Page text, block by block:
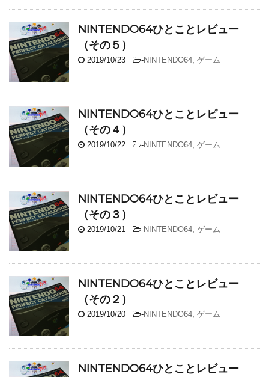
NINTENDO64ひとことレビュー
（その５）
2019/10/23 -NINTENDO64, ゲーム
NINTENDO64ひとことレビュー
（その４）
2019/10/22 -NINTENDO64, ゲーム
NINTENDO64ひとことレビュー
（その３）
2019/10/21 -NINTENDO64, ゲーム
NINTENDO64ひとことレビュー
（その２）
2019/10/20 -NINTENDO64, ゲーム
NINTENDO64ひとことレビュー